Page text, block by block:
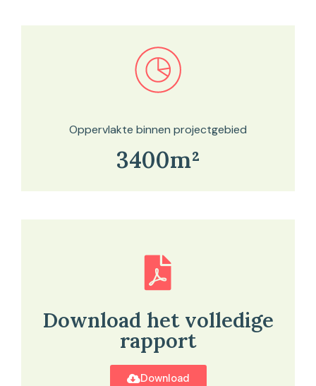
Bekijk in onze kaartviewer
Oppervlakte binnen projectgebied
3400m²
Download het volledige
rapport
Download